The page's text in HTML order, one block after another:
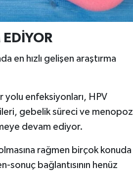
en hızlı gelişen araştırma
yolu enfeksiyonları, HPV
gebelik süreci ve menopoz
devam ediyor.
rağmen birçok konuda
sonuç bağlantısının henüz